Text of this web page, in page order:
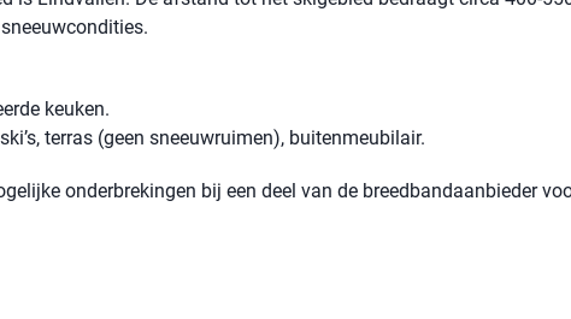
keuken.
terras (geen sneeuwruimen), buitenmeubilair.
onderbrekingen bij een deel van de breedbandaanbieder